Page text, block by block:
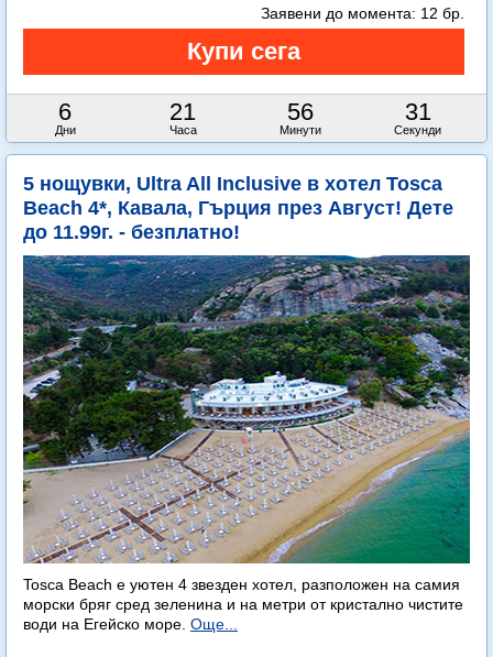
6
Дни
21
Часа
56
Минути
29
Секунди
Заявени до момента: 12 бр.
5 нощувки, Ultra All Inclusive в хотел Tosca
Beach 4*, Кавала, Гърция през Август! Дете
до 11.99г. - безплатно!
Tosca Beach е уютен 4 звезден хотел, разположен на самия
морски бряг сред зеленина и на метри от кристално чистите
води на Егейско море. Още...